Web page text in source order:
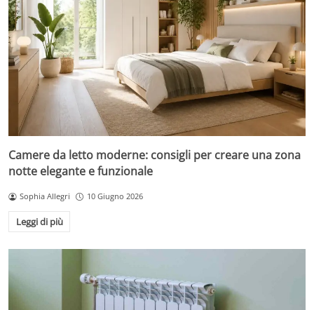
Camere da letto moderne: consigli per creare una zona
notte elegante e funzionale
Sophia Allegri 10 Giugno 2026
Leggi di più